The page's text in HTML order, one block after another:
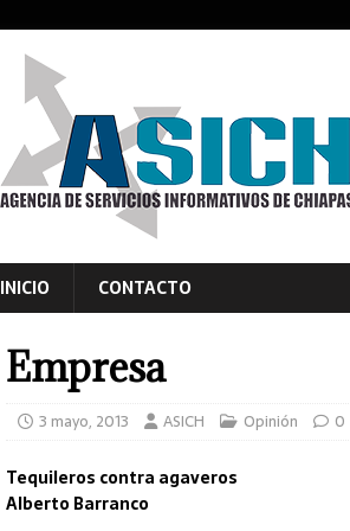
INICIO CONTACTO
Empresa
3 mayo, 2013 ASICH Opinión 0
Tequileros contra agaveros
Alberto Barranco